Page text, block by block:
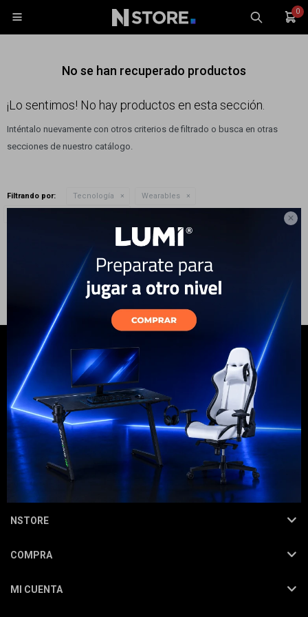

0

No se han recuperado productos
¡Lo sentimos! No hay productos en esta sección.
Inténtalo nuevamente con otros criterios de filtrado o busca en otras
secciones de nuestro catálogo.
Filtrando por: Tecnología
Wearables
Modelo: Galaxy Watch 7 Ultra
NEWSLETTER
¡Suscribite y recibí todas nuestras novedades!
SUSCRIBIRME
NSTORE
COMPRA
MI CUENTA
Electrodomésticos
Hogar
Movilidad
Marcas
Wearables
Accesorios
Monitores
Gaming